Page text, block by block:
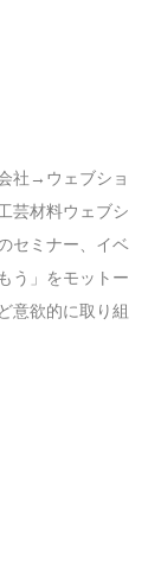
社→ウェブショ
芸材料ウェブシ
セミナー、イベ
う」をモットー
意欲的に取り組